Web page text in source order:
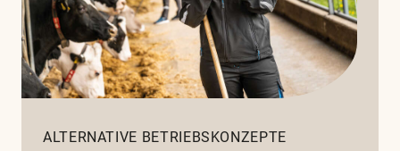
ALTERNATIVE BETRIEBSKONZEPTE